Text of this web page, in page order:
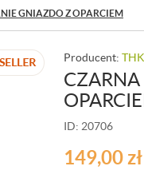
GNIAZDO Z OPARCIEM
Producent: THK
ID: 20706
149,00zł